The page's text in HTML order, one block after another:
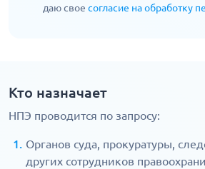
даю свое согласие на обработку
Кто назначает
НПЭ проводится по запросу:
Органов суда, прокуратуры,
других сотрудников